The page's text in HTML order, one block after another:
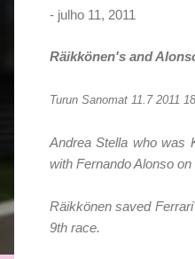
- julho 11, 2011
Räikkönen's and
Turun Sanomat 11.7 2011
Andrea Stella who was
with Fernando Alonso on
Räikkönen saved
9th race.